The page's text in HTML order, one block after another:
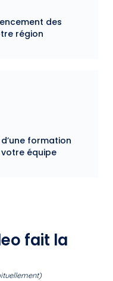
des
région
formation
équipe
fait la